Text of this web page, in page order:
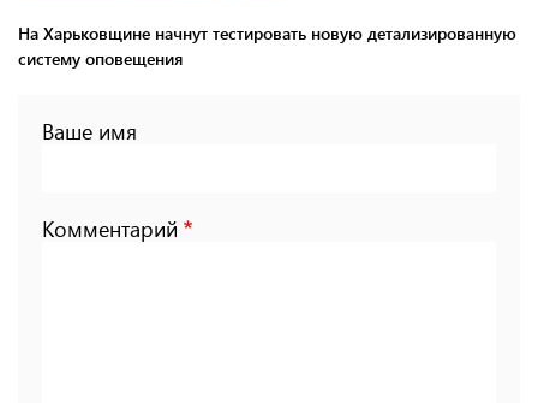
На Харьковщине начнут тестировать новую детализированную
систему оповещения
Ваше имя
Комментарий